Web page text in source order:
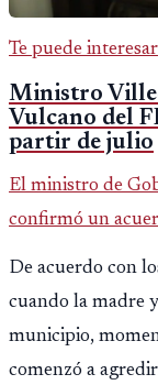
Te puede interesar
Ministro
Vulcano del
partir de julio
El ministro de
confirmó un
opere en
fallido con la
Público.
De acuerdo con
cuando la madre
municipio,
comenzó a